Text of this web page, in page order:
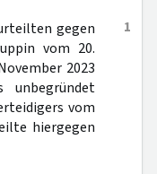
1
gegen
vom 20.
2023
vom
hiergegen